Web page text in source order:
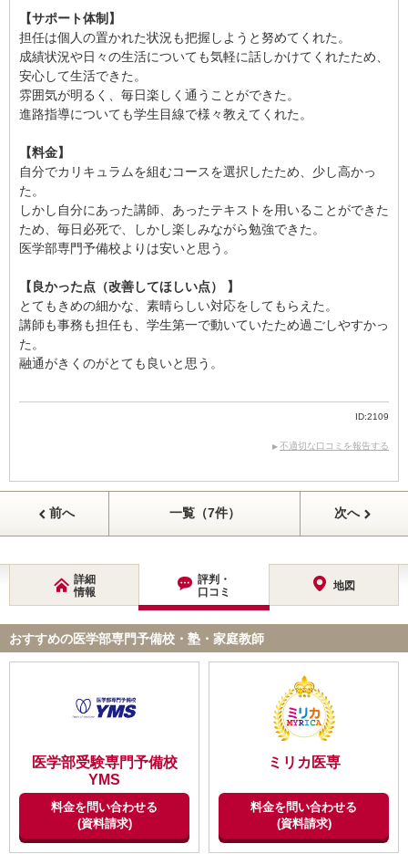
【サポート体制】
担任は個人の置かれた状況も把握しようと努めてくれた。
成績状況や日々の生活についても気軽に話しかけてくれたため、
安心して生活できた。
雰囲気が明るく、毎日楽しく通うことができた。
進路指導についても学生目線で様々教えてくれた。
【料金】
自分でカリキュラムを組むコースを選択したため、少し高かっ
た。
しかし自分にあった講師、あったテキストを用いることができた
ため、毎日必死で、しかし楽しみながら勉強できた。
医学部専門予備校よりは安いと思う。
【良かった点（改善してほしい点） 】
とてもきめの細かな、素晴らしい対応をしてもらえた。
講師も事務も担任も、学生第一で動いていたため過ごしやすかっ
た。
融通がきくのがとても良いと思う。
ID:2109
不適切な口コミを報告する
前へ 一覧（7件） 次へ
詳細
情報
評判・
口コミ
地図
おすすめの医学部専門予備校・塾・家庭教師
医学部受験専門予備校
YMS
料金を問い合わせる
(資料請求)
ミリカ医専
料金を問い合わせる
(資料請求)